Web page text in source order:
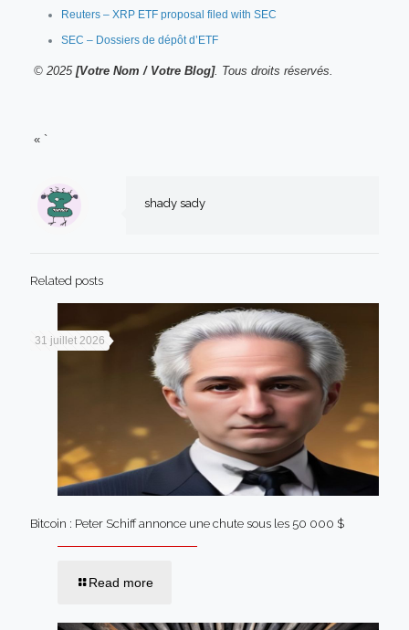
Reuters – XRP ETF proposal filed with SEC
SEC – Dossiers de dépôt d’ETF
© 2025 [Votre Nom / Votre Blog]. Tous droits réservés.
« `
shady sady
Related posts
31 juillet 2026
Bitcoin : Peter Schiff annonce une chute sous les 50 000 $
Read more